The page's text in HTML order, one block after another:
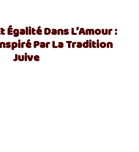
Dans L’Amour :
Par La Tradition
Juive